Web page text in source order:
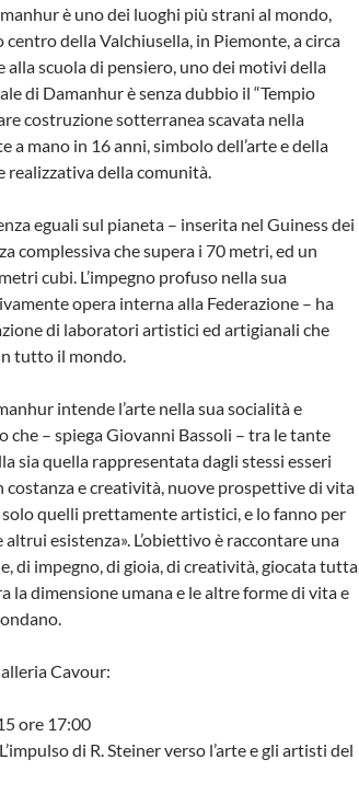
è uno dei luoghi più strani al mondo,
centro della Valchiusella, in Piemonte, a circa
alla scuola di pensiero, uno dei motivi della
di Damanhur è senza dubbio il “Tempio
costruzione sotterranea scavata nella
a mano in 16 anni, simbolo dell’arte e della
realizzativa della comunità.
eguali sul pianeta – inserita nel Guiness dei
complessiva che supera i 70 metri, ed un
cubi. L’impegno profuso nella sua
opera interna alla Federazione – ha
di laboratori artistici ed artigianali che
tutto il mondo.
intende l’arte nella sua socialità e
che – spiega Giovanni Bassoli – tra le tante
sia quella rappresentata dagli stessi esseri
costanza e creatività, nuove prospettive di vita
quelli prettamente artistici, e lo fanno per
esistenza». L’obiettivo è raccontare una
di impegno, di gioia, di creatività, giocata tutta
la dimensione umana e le altre forme di vita e
Cavour:
ore 17:00
di R. Steiner verso l’arte e gli artisti del